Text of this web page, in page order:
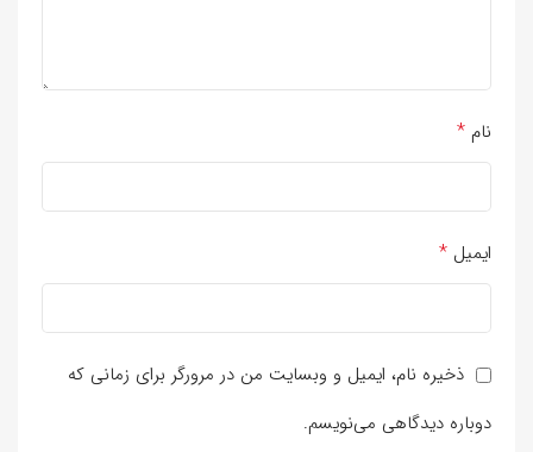
نام *
ایمیل *
ذخیره نام، ایمیل و وبسایت من در مرورگر برای زمانی که
دوباره دیدگاهی می‌نویسم.